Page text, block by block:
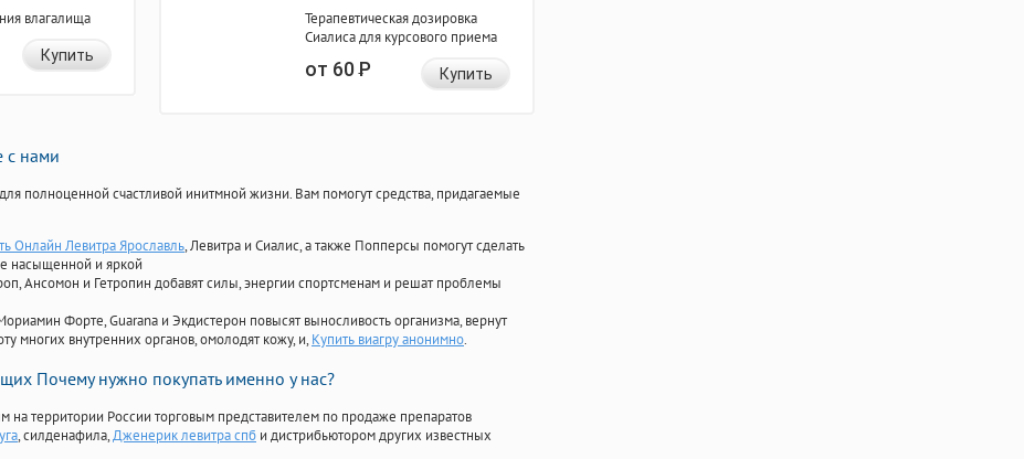
влагалища
Купить
Терапевтическая дозировка
Сиалиса для курсового приема
от 60Р Купить
с нами
полноценной счастливой инитмной жизни. Вам помогут средства, придагаемые
Онлайн Левитра Ярославль, Левитра и Сиалис, а также Попперсы помогут сделать
насыщенной и яркой
Ансомон и Гетропин добавят силы, энергии спортсменам и решат проблемы
Форте, Guarana и Экдистерон повысят выносливость организма, вернут
многих внутренних органов, омолодят кожу, и, Купить виагру анонимно.
Почему нужно покупать именно у нас?
территории России торговым представителем по продаже препаратов
, силденафила,Дженерик левитра спб и дистрибьютором других известных